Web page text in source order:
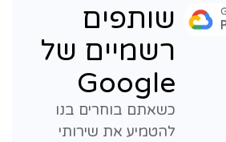
שותפים
רשמיים של
Google
כשאתם בוחרים בנו
להטמיע את שירותי